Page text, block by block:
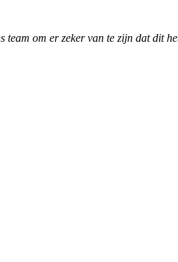
om er zeker van te zijn dat dit